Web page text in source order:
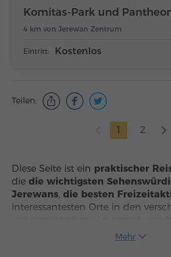
4 km von Jerewan Zentrum
Komitas-Park und
Eintritt: Kostenlos
Teilen:
1 2
Diese Seite ist ein praktischer
die die wichtigsten
Jerewans die besten
interessantesten Orte in den
Statt nur allgemeine Tipps zu
Mehr